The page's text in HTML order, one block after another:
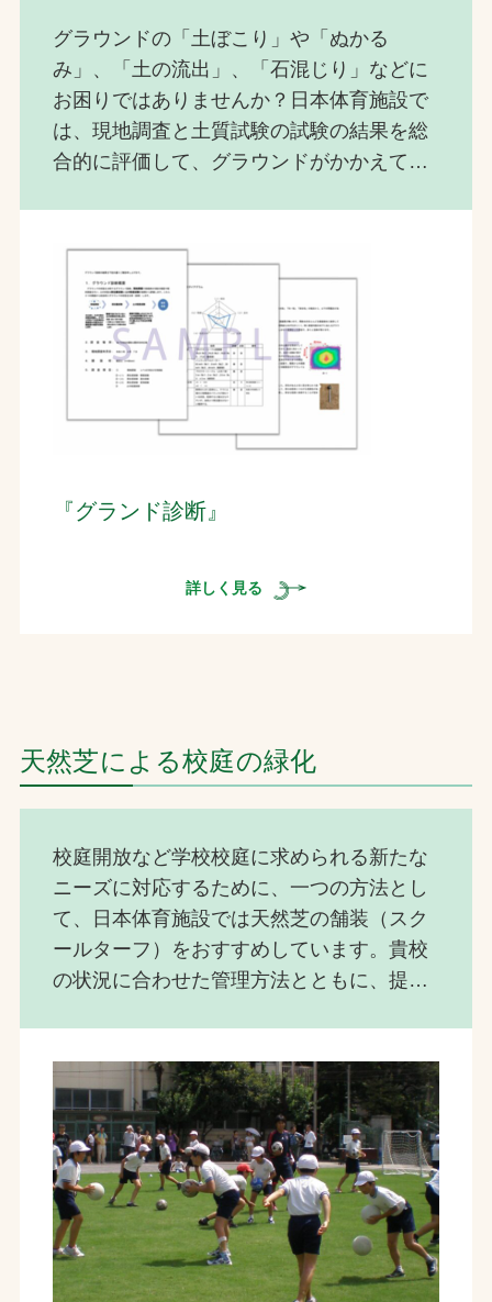
グラウンドの「土ぼこり」や「ぬかる
み」、「土の流出」、「石混じり」などに
お困りではありませんか？日本体育施設で
は、現地調査と土質試験の試験の結果を総
合的に評価して、グラウンドがかかえてい
『グランド診断』
詳しく見る
天然芝による校庭の緑化
校庭開放など学校校庭に求められる新たな
ニーズに対応するために、一つの方法とし
て、日本体育施設では天然芝の舗装（スク
ールターフ）をおすすめしています。貴校
の状況に合わせた管理方法とともに、提案